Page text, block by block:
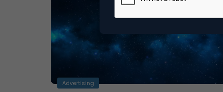
Advertising